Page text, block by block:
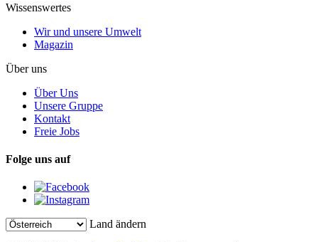
Wissenswertes
Wir und unsere Umwelt
Magazin
Über uns
Über Uns
Unsere Gruppe
Kontakt
Freie Jobs
Folge uns auf
Land ändern